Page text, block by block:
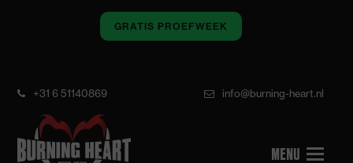
GRATIS PROEFWEEK
+31 6 51140869 info@burning-heart.nl